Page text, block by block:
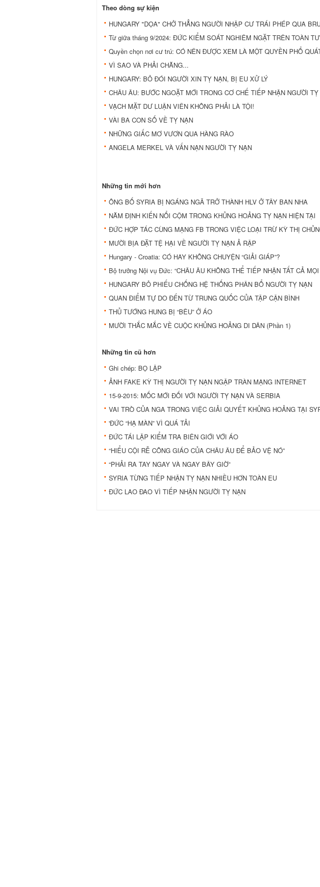
Theo dòng sự kiện
HUNGARY "DỌA" CHỞ THẲNG NGƯỜI NHẬP CƯ TRÁI PHÉP QUA
Từ giữa tháng 9/2024: ĐỨC KIỂM SOÁT NGHIÊM NGẶT TRÊN TOÀN
Quyền chọn nơi cư trú: CÓ NÊN ĐƯỢC XEM LÀ MỘT QUYỀN PHỔ
VÌ SAO VÀ PHẢI CHĂNG...
HUNGARY: BỎ ĐÓI NGƯỜI XIN TỴ NẠN, BỊ EU XỬ LÝ
CHÂU ÂU: BƯỚC NGOẶT MỚI TRONG CƠ CHẾ TIẾP NHẬN NGƯỜI
VẠCH MẶT DƯ LUẬN VIÊN KHÔNG PHẢI LÀ TỘI!
VÀI BA CON SỐ VỀ TỴ NẠN
NHỮNG GIẤC MƠ VƯƠN QUA HÀNG RÀO
ANGELA MERKEL VÀ VẤN NẠN NGƯỜI TỴ NẠN
Những tin mới hơn
ÔNG BỐ SYRIA BỊ NGÁNG NGÃ TRỞ THÀNH HLV Ở TÂY BAN NHA
NĂM ĐỊNH KIẾN NỔI CỘM TRONG KHỦNG HOẢNG TỴ NẠN HIỆN TẠI
ĐỨC HỢP TÁC CÙNG MẠNG FB TRONG VIỆC LOẠI TRỪ KỲ THỊ
MƯỜI BỊA ĐẶT TỆ HẠI VỀ NGƯỜI TỴ NẠN Ả RẬP
Hungary - Croatia: CÓ HAY KHÔNG CHUYỆN “GIẢI GIÁP”?
Bộ trưởng Nội vụ Đức: “CHÂU ÂU KHÔNG THỂ TIẾP NHẬN TẤT CẢ MỌI
HUNGARY BỎ PHIẾU CHỐNG HỆ THỐNG PHÂN BỔ NGƯỜI TỴ NẠN
QUAN ĐIỂM TỰ DO ĐẾN TỪ TRUNG QUỐC CỦA TẬP CẬN BÌNH
THỦ TƯỚNG HUNG BỊ “BÊU” Ở ÁO
MƯỜI THẮC MẮC VỀ CUỘC KHỦNG HOẢNG DI DÂN (Phần 1)
Những tin cũ hơn
Ghi chép: BỌ LẬP
ẢNH FAKE KỲ THỊ NGƯỜI TỴ NẠN NGẬP TRÀN MẠNG INTERNET
15-9-2015: MỐC MỚI ĐỐI VỚI NGƯỜI TỴ NẠN VÀ SERBIA
VAI TRÒ CỦA NGA TRONG VIỆC GIẢI QUYẾT KHỦNG HOẢNG TẠI
'ĐỨC “HẠ MÀN” VÌ QUÁ TẢI
ĐỨC TÁI LẬP KIỂM TRA BIÊN GIỚI VỚI ÁO
“HIỂU CỘI RỄ CÔNG GIÁO CỦA CHÂU ÂU ĐỂ BẢO VỆ NÓ”
“PHẢI RA TAY NGAY VÀ NGAY BÂY GIỜ”
SYRIA TỪNG TIẾP NHẬN TỴ NẠN NHIỀU HƠN TOÀN EU
ĐỨC LAO ĐAO VÌ TIẾP NHẬN NGƯỜI TỴ NẠN